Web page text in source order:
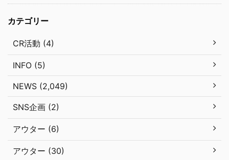
カテゴリー
CR活動 (4)
INFO (5)
NEWS (2,049)
SNS企画 (2)
アウター (6)
アウター (30)